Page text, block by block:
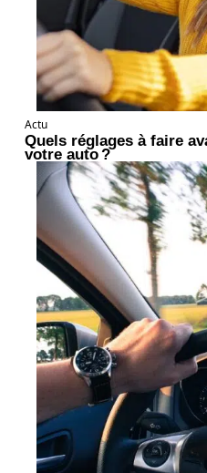
Actu
Quels réglages à faire
votre auto ?